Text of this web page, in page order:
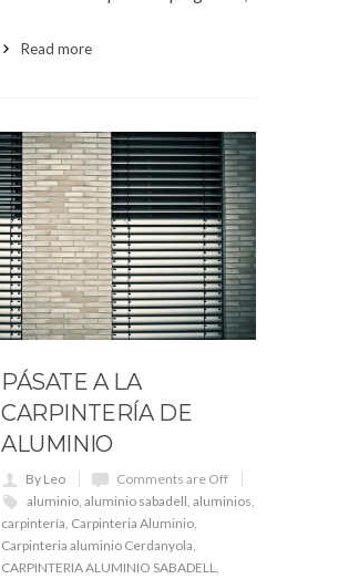
Read more
PÁSATE A LA
CARPINTERÍA DE
ALUMINIO
By Leo
Comments are Off
aluminio aluminio sabadell aluminios
carpintería Carpinteria Aluminio
Carpinteria aluminio Cerdanyola
CARPINTERIA ALUMINIO SABADELL